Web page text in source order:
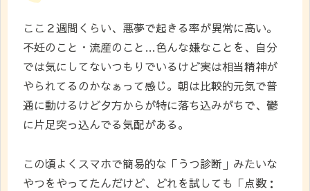
ここ２週間くらい、悪夢で起きる率が異常に高い。
不妊のこと・流産のこと…色んな嫌なことを、自分
では気にしてないつもりでいるけど実は相当精神が
やられてるのかなぁって感じ。朝は比較的元気で普
通に動けるけど夕方からが特に落ち込みがちで、鬱
に片足突っ込んでる気配がある。
この頃よくスマホで簡易的な「うつ診断」みたいな
やつをやってたんだけど、どれを試しても「点数：